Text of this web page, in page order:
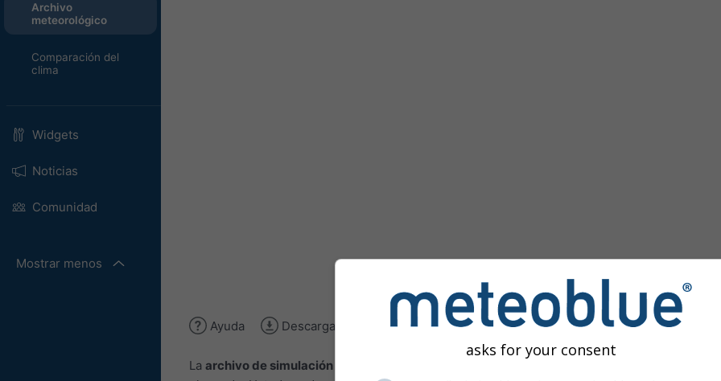
Archivo
meteorológico
Comparación del
clima
Widgets
Noticias
Comunidad
Mostrar menos
Ayuda Descargar imagen
La archivo de simulación historico
proporciona acceso a simulaciones climáticas para
asks for your consent